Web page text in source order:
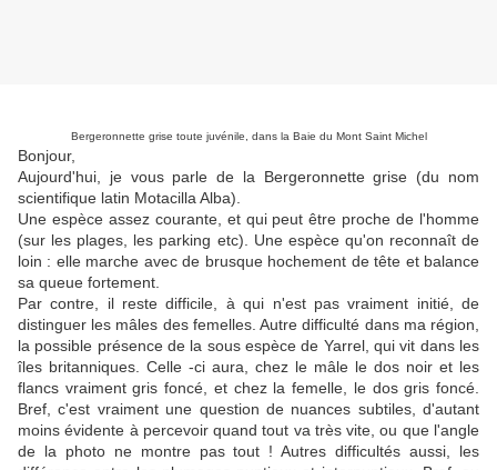
Bergeronnette grise toute juvénile, dans la Baie du Mont Saint Michel
Bonjour,
Aujourd'hui, je vous parle de la Bergeronnette grise (du nom
scientifique latin Motacilla Alba).
Une espèce assez courante, et qui peut être proche de l'homme
(sur les plages, les parking etc). Une espèce qu'on reconnaît de
loin : elle marche avec de brusque hochement de tête et balance
sa queue fortement.
Par contre, il reste difficile, à qui n'est pas vraiment initié, de
distinguer les mâles des femelles. Autre difficulté dans ma région,
la possible présence de la sous espèce de Yarrel, qui vit dans les
îles britanniques. Celle -ci aura, chez le mâle le dos noir et les
flancs vraiment gris foncé, et chez la femelle, le dos gris foncé.
Bref, c'est vraiment une question de nuances subtiles, d'autant
moins évidente à percevoir quand tout va très vite, ou que l'angle
de la photo ne montre pas tout ! Autres difficultés aussi, les